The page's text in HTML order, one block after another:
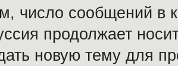
число сообщений в
продолжает
новую тему для